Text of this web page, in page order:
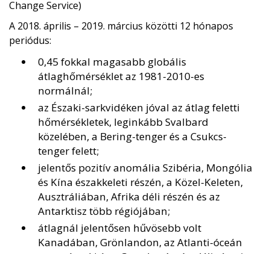
Change Service)
A 2018. április – 2019. március közötti 12 hónapos
periódus:
0,45 fokkal magasabb globális
átlaghőmérséklet az 1981-2010-es
normálnál;
az Északi-sarkvidéken jóval az átlag feletti
hőmérsékletek, leginkább Svalbard
közelében, a Bering-tenger és a Csukcs-
tenger felett;
jelentős pozitív anomália Szibéria, Mongólia
és Kína északkeleti részén, a Közel-Keleten,
Ausztráliában, Afrika déli részén és az
Antarktisz több régiójában;
átlagnál jelentősen hűvösebb volt
Kanadában, Grönlandon, az Atlanti-óceán